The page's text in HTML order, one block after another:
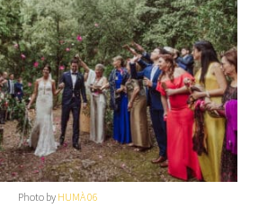
Photo by HUMÀ 06